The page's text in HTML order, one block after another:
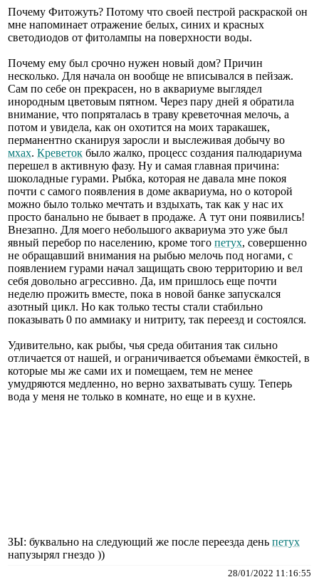
Почему Фитожуть? Потому что своей пестрой раскраской он
мне напоминает отражение белых, синих и красных
светодиодов от фитолампы на поверхности воды.
Почему ему был срочно нужен новый дом? Причин
несколько. Для начала он вообще не вписывался в пейзаж.
Сам по себе он прекрасен, но в аквариуме выглядел
инородным цветовым пятном. Через пару дней я обратила
внимание, что попряталась в траву креветочная мелочь, а
потом и увидела, как он охотится на моих таракашек,
перманентно сканируя заросли и выслеживая добычу во
мхах. Креветок было жалко, процесс создания палюдариума
перешел в активную фазу. Ну и самая главная причина:
шоколадные гурами. Рыбка, которая не давала мне покоя
почти с самого появления в доме аквариума, но о которой
можно было только мечтать и вздыхать, так как у нас их
просто банально не бывает в продаже. А тут они появились!
Внезапно. Для моего небольшого аквариума это уже был
явный перебор по населению, кроме того петух, совершенно
не обращавший внимания на рыбью мелочь под ногами, с
появлением гурами начал защищать свою территорию и вел
себя довольно агрессивно. Да, им пришлось еще почти
неделю прожить вместе, пока в новой банке запускался
азотный цикл. Но как только тесты стали стабильно
показывать 0 по аммиаку и нитриту, так переезд и состоялся.
Удивительно, как рыбы, чья среда обитания так сильно
отличается от нашей, и ограничивается объемами ёмкостей, в
которые мы же сами их и помещаем, тем не менее
умудряются медленно, но верно захватывать сушу. Теперь
вода у меня не только в комнате, но еще и в кухне.
ЗЫ: буквально на следующий же после переезда день петух
напузырял гнездо ))
28/01/2022 11:16:55